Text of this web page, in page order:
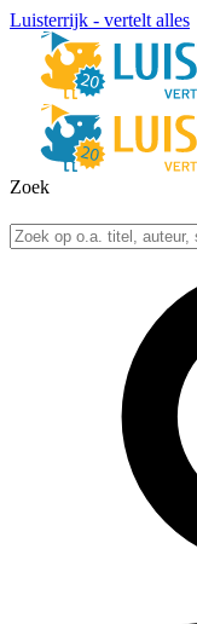
Luisterrijk - vertelt alles
Zoek